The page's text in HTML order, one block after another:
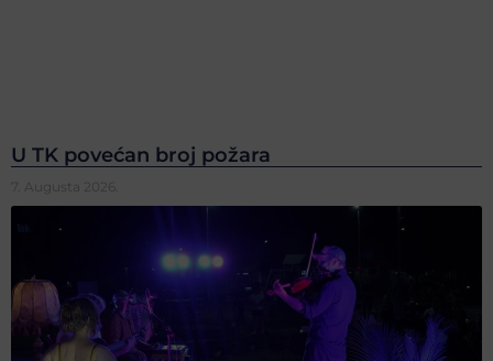
U TK povećan broj požara
7. Augusta 2026.